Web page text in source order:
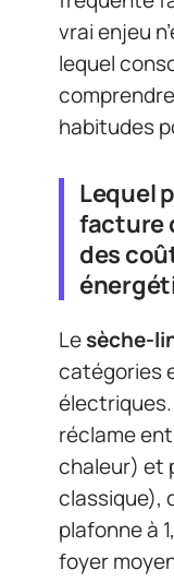
vrai enjeu
lequel
habitudes
Lequel
facture
des
Lesèche-
catégories
réclame
chaleur) et
classique),
plafonne à
foyer